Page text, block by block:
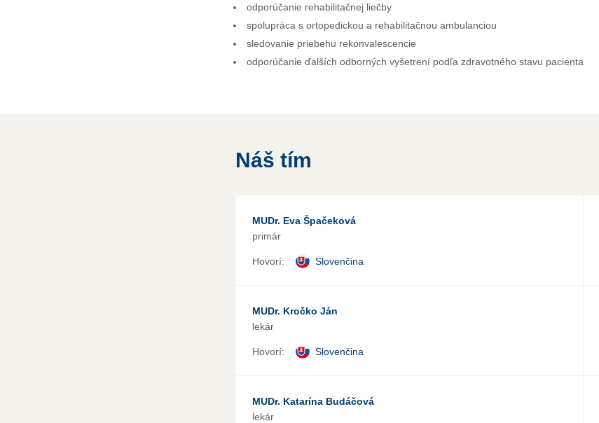
odporúčanie rehabilitačnej liečby
spolupráca s ortopedickou a rehabilitačnou ambulanciou
sledovanie priebehu rekonvalescencie
odporúčanie ďalších odborných vyšetrení podľa zdravotného stavu pacienta
Náš tím
MUDr. Eva Špačeková
primár
Hovorí: Slovenčina
MUDr. Kročko Ján
lekár
Hovorí: Slovenčina
MUDr. Katarína Budáčová
lekár